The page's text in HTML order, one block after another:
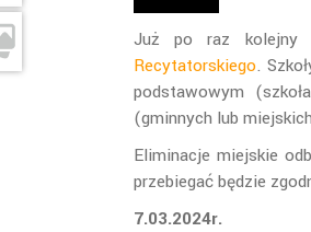
Już po raz kolejny
Recytatorskiego.
podstawowym
(gminnych lub
Eliminacje miejskie
przebiegać będzie
7.03.2024r.